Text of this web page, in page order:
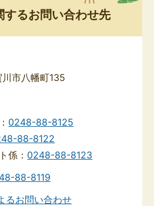
するお問い合わせ先
市八幡町135
0248-88-8125
88-8122
係： 0248-88-8123
88-8119
るお問い合わせ